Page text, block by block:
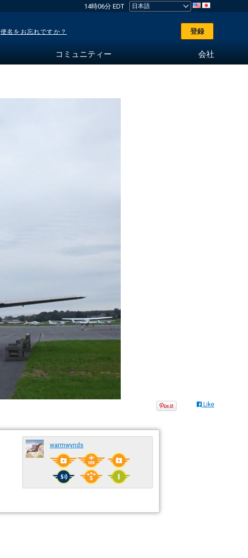
14時06分 EDT
便名をお忘れですか？ 登録
コミュニティー 会社
Like
warmwynds